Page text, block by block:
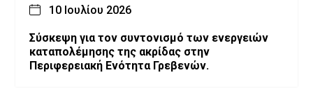
10 Ιουλίου 2026
Σύσκεψη για τον συντονισμό των ενεργειών
καταπολέμησης της ακρίδας στην
Περιφερειακή Ενότητα Γρεβενών.